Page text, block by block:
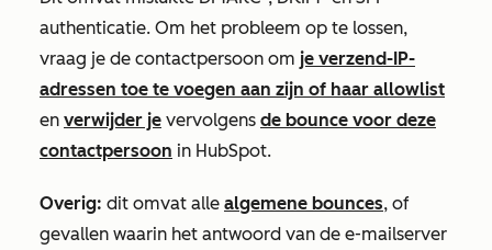
authenticatie. Om het probleem op te lossen,
vraag je de contactpersoon om je verzend-IP-
adressen toe te voegen aan zijn of haar allowlist
en verwijder je vervolgens de bounce voor deze
contactpersoon in HubSpot.
Overig: dit omvat alle algemene bounces, of
gevallen waarin het antwoord van de e-mailserver